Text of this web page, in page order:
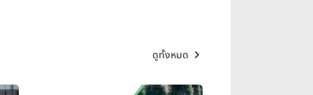
ดูทั้งหมด